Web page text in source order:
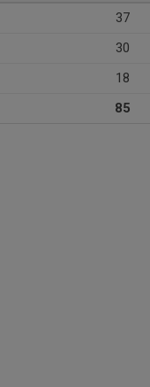
37
30
18
85